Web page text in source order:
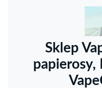
Sklep
papierosy,